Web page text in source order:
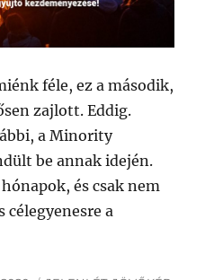
féle, ez a második,
zajlott. Eddig.
a Minority
be annak idején.
és csak nem
a
ÜGY – SIKERES VOLT A